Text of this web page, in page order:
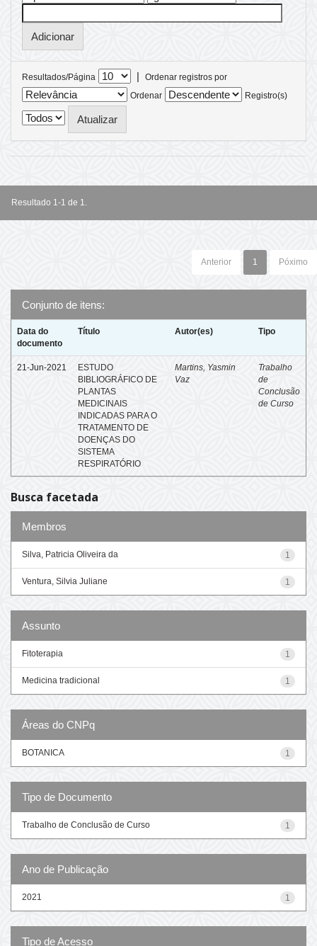
Resultados/Página |
Ordenar registros por
Ordenar
Registro(s)
Resultado 1-1 de 1.
Anterior 1 Póximo
Conjunto de itens:
Data do
documento
Título Autor(es) Tipo
21-Jun-2021
ESTUDO
BIBLIOGRÁFICO DE
PLANTAS
MEDICINAIS
INDICADAS PARA O
TRATAMENTO DE
DOENÇAS DO
SISTEMA
RESPIRATÓRIO
Martins, Yasmin
Vaz
Trabalho
de
Conclusão
de Curso
Busca facetada
Membros
1
Silva, Patricia Oliveira da
1
Ventura, Silvia Juliane
Assunto
1
Fitoterapia
1
Medicina tradicional
Áreas do CNPq
1
BOTANICA
Tipo de Documento
1
Trabalho de Conclusão de Curso
Ano de Publicação
1
2021
Tipo de Acesso